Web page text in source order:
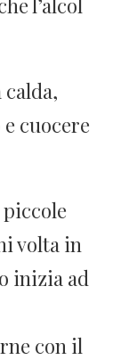
calda,
cuocere
volta in
inizia ad
con il